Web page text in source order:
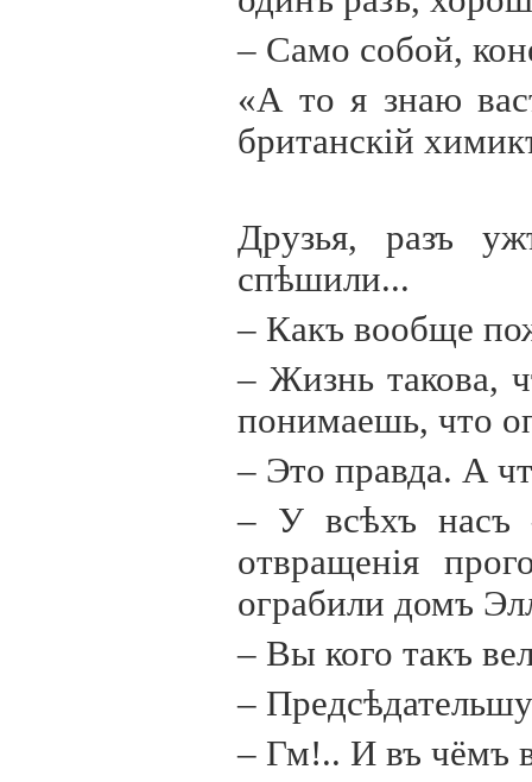
– Само собой,
«А то я знаю
британскiй
Друзья, разъ
спѣшили...
– Какъ вообще
– Жизнь такова,
понимаешь, что
– Это правда. А
– У всѣхъ насъ
отвращенiя
ограбили домъ
– Вы кого такъ
–
– Гм!.. И въ чёмъ